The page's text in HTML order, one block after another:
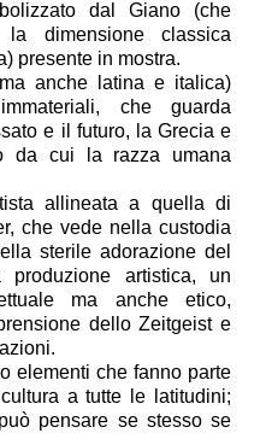
dal Giano (che
dimensione classica
presente in mostra.
anche latina e italica)
che guarda
e il futuro, la Grecia e
da cui la razza umana
allineata a quella di
che vede nella custodia
sterile adorazione del
artistica, un
ma anche etico,
dello Zeitgeist e
elementi che fanno parte
a tutte le latitudini;
pensare se stesso se